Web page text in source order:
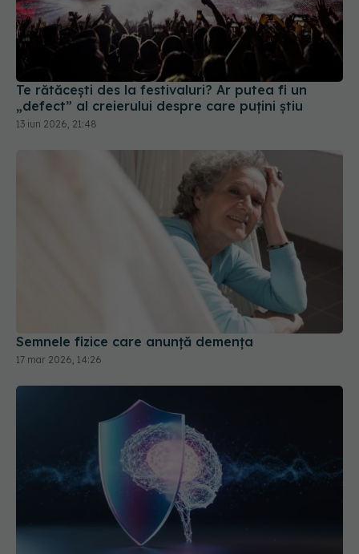
Te rătăcești des la festivaluri? Ar putea fi un
„defect” al creierului despre care puțini știu
13 iun 2026, 21:48
Semnele fizice care anunță demența
17 mar 2026, 14:26